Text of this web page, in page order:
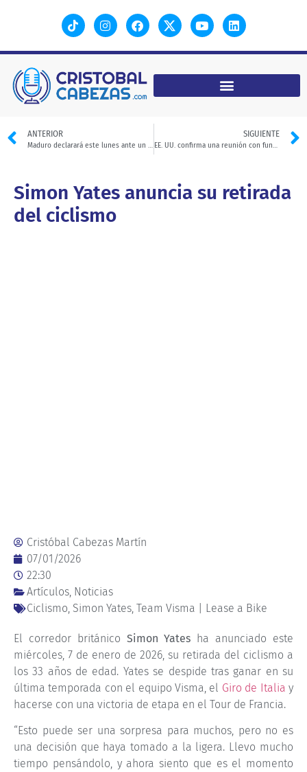
ANTERIOR
Maduro declarará este lunes ante un tribunal de Nueva York
SIGUIENTE
EE. UU. confirma una reunión con funcionarios daneses sobre Groenlandia
Simon Yates anuncia su retirada
del ciclismo
Cristóbal Cabezas Martín
07/01/2026
22:30
Artículos Noticias
Ciclismo Simon Yates Team Visma | Lease a Bike
El corredor británico Simon Yates ha anunciado este
miércoles, 7 de enero de 2026, su retirada del ciclismo a
los 33 años de edad. Yates se despide tras ganar en su
última temporada con el equipo Visma, el Giro de Italia y
hacerse con una victoria de etapa en el Tour de Francia.
“Esto puede ser una sorpresa para muchos, pero no es
una decisión que haya tomado a la ligera. Llevo mucho
tiempo pensándolo, y ahora siento que es el momento